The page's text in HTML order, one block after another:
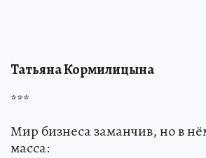
Татьяна Кормилицына
***
Мир бизнеса заманчив, но в
масса: